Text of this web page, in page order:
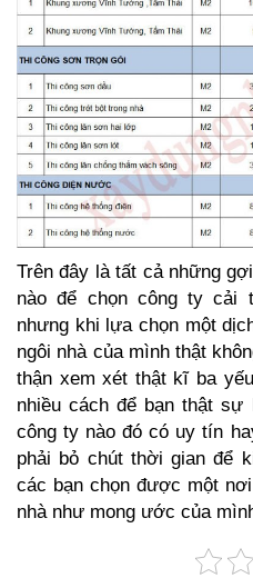
Trên đây là tất cả những
nào để chọn công ty cải
nhưng khi lựa chọn một
ngôi nhà của mình thật
thận xem xét thật kĩ ba
nhiều cách để bạn thật
công ty nào đó có uy tín
phải bỏ chút thời gian để
các bạn chọn được một
nhà như mong ước của